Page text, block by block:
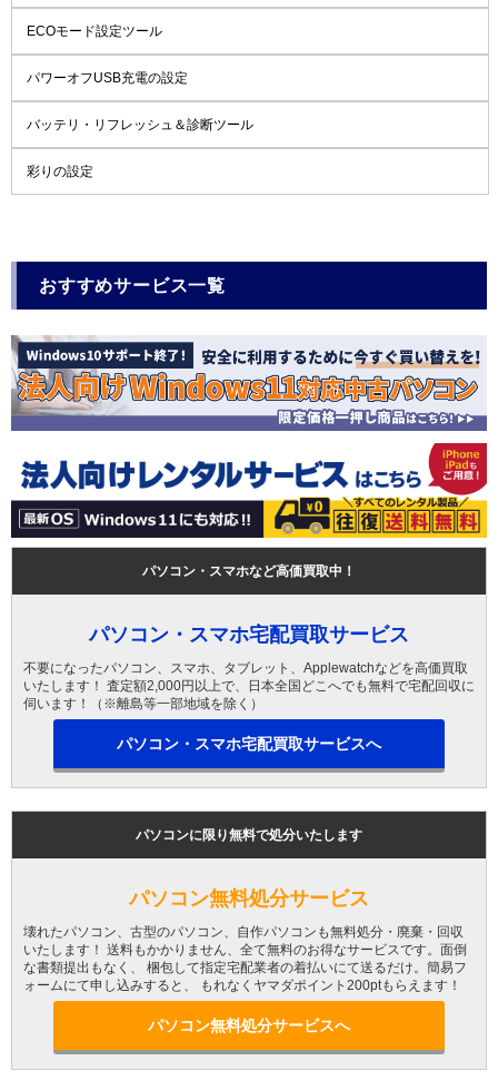
ECOモード設定ツール
パワーオフUSB充電の設定
バッテリ・リフレッシュ＆診断ツール
彩りの設定
おすすめサービス一覧
パソコン・スマホなど高価買取中！
パソコン・スマホ宅配買取サービス
不要になったパソコン、スマホ、タブレット、Applewatchなどを高価買取
いたします！ 査定額2,000円以上で、日本全国どこへでも無料で宅配回収に
伺います！（※離島等一部地域を除く）
パソコン・スマホ宅配買取サービスへ
パソコンに限り無料で処分いたします
パソコン無料処分サービス
壊れたパソコン、古型のパソコン、自作パソコンも無料処分・廃棄・回収
いたします！ 送料もかかりません、全て無料のお得なサービスです。面倒
な書類提出もなく、 梱包して指定宅配業者の着払いにて送るだけ。簡易フ
ォームにて申し込みすると、 もれなくヤマダポイント200ptもらえます！
パソコン無料処分サービスへ